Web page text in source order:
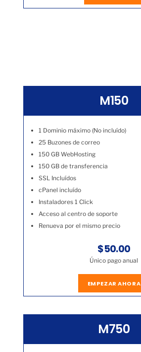
M150
1 Dominio máximo (No incluído)
25 Buzones de correo
150 GB WebHosting
150 GB de transferencia
SSL Incluídos
cPanel incluído
Instaladores 1 Click
Acceso al centro de soporte
Renueva por el mismo precio
$50.00
Único pago anual
EMPEZAR AHORA
M750